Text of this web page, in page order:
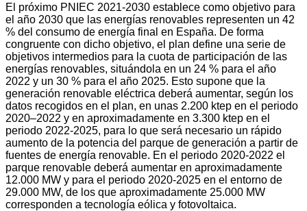
El próximo PNIEC 2021-2030 establece como objetivo para
el año 2030 que las energías renovables representen un 42
% del consumo de energía final en España. De forma
congruente con dicho objetivo, el plan define una serie de
objetivos intermedios para la cuota de participación de las
energías renovables, situándola en un 24 % para el año
2022 y un 30 % para el año 2025. Esto supone que la
generación renovable eléctrica deberá aumentar, según los
datos recogidos en el plan, en unas 2.200 ktep en el periodo
2020–2022 y en aproximadamente en 3.300 ktep en el
periodo 2022-2025, para lo que será necesario un rápido
aumento de la potencia del parque de generación a partir de
fuentes de energía renovable. En el periodo 2020-2022 el
parque renovable deberá aumentar en aproximadamente
12.000 MW y para el periodo 2020-2025 en el entorno de
29.000 MW, de los que aproximadamente 25.000 MW
corresponden a tecnología eólica y fotovoltaica.